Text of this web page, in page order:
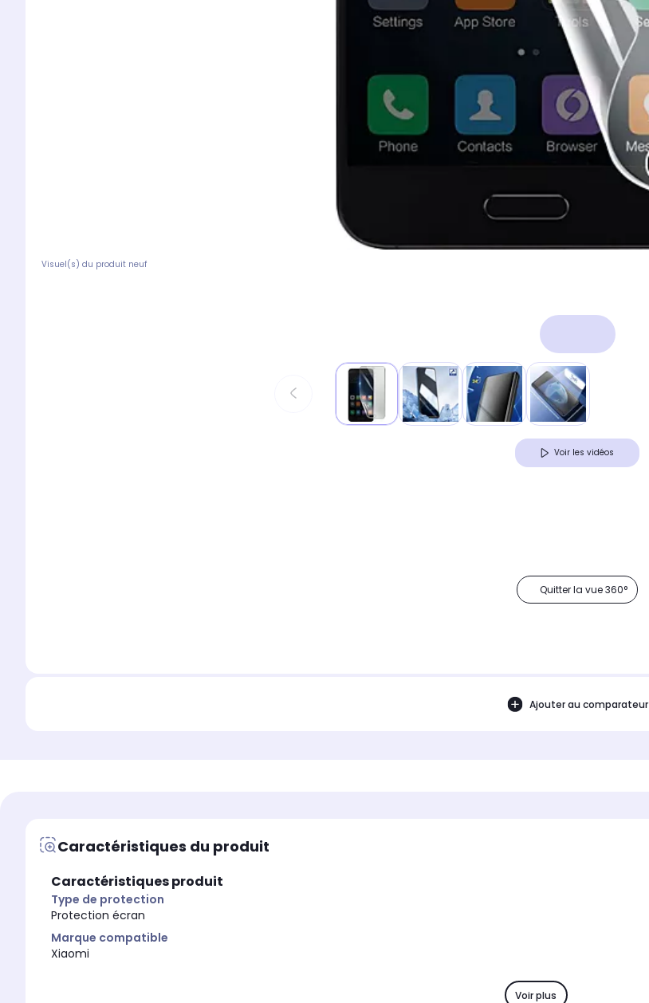
Visuel(s) du produit neuf
Voir les vidéos
Quitter la vue 360°
Ajouter au comparateur
Caractéristiques du produit
Caractéristiques produit
Type de protection
Protection écran
Marque compatible
Xiaomi
Voir plus